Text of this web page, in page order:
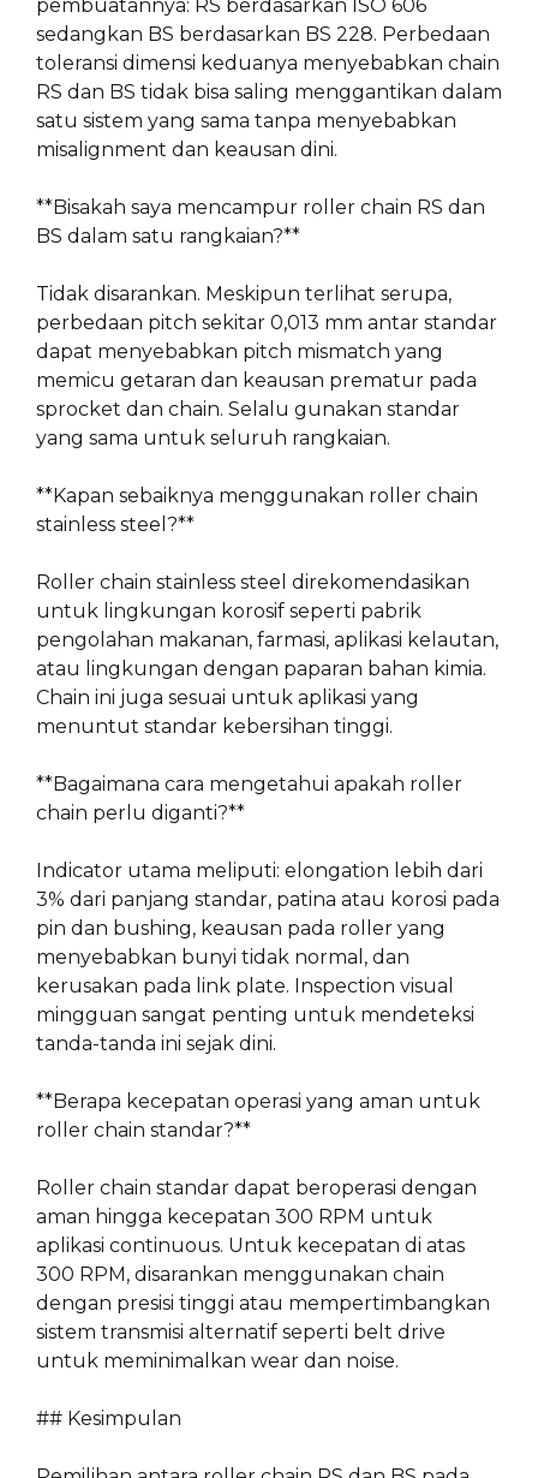
pembuatannya: RS berdasarkan ISO 606
sedangkan BS berdasarkan BS 228. Perbedaan
toleransi dimensi keduanya menyebabkan chain
RS dan BS tidak bisa saling menggantikan dalam
satu sistem yang sama tanpa menyebabkan
misalignment dan keausan dini.
**Bisakah saya mencampur roller chain RS dan
BS dalam satu rangkaian?**
Tidak disarankan. Meskipun terlihat serupa,
perbedaan pitch sekitar 0,013 mm antar standar
dapat menyebabkan pitch mismatch yang
memicu getaran dan keausan prematur pada
sprocket dan chain. Selalu gunakan standar
yang sama untuk seluruh rangkaian.
**Kapan sebaiknya menggunakan roller chain
stainless steel?**
Roller chain stainless steel direkomendasikan
untuk lingkungan korosif seperti pabrik
pengolahan makanan, farmasi, aplikasi kelautan,
atau lingkungan dengan paparan bahan kimia.
Chain ini juga sesuai untuk aplikasi yang
menuntut standar kebersihan tinggi.
**Bagaimana cara mengetahui apakah roller
chain perlu diganti?**
Indicator utama meliputi: elongation lebih dari
3% dari panjang standar, patina atau korosi pada
pin dan bushing, keausan pada roller yang
menyebabkan bunyi tidak normal, dan
kerusakan pada link plate. Inspection visual
mingguan sangat penting untuk mendeteksi
tanda-tanda ini sejak dini.
**Berapa kecepatan operasi yang aman untuk
roller chain standar?**
Roller chain standar dapat beroperasi dengan
aman hingga kecepatan 300 RPM untuk
aplikasi continuous. Untuk kecepatan di atas
300 RPM, disarankan menggunakan chain
dengan presisi tinggi atau mempertimbangkan
sistem transmisi alternatif seperti belt drive
untuk meminimalkan wear dan noise.
## Kesimpulan